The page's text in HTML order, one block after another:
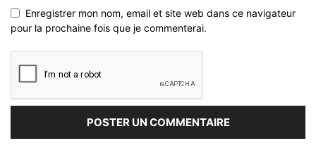
Enregistrer mon nom, email et site web dans ce navigateur
pour la prochaine fois que je commenterai.